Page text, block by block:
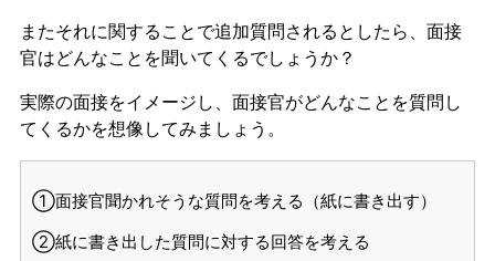
またそれに関することで追加質問されるとしたら、面接
官はどんなことを聞いてくるでしょうか？
実際の面接をイメージし、面接官がどんなことを質問し
てくるかを想像してみましょう。
①面接官聞かれそうな質問を考える（紙に書き出す）
②紙に書き出した質問に対する回答を考える